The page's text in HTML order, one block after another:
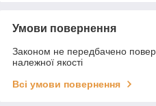
Умови повернення
Законом не передбачено
належної якості
Всі умови повернення